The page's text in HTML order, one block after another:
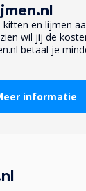
en lijmen
wil jij de
betaal je
informatie